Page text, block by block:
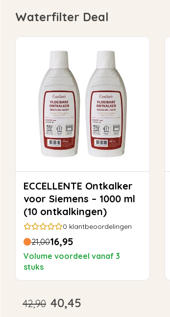
Waterfilter Deal
ECCELLENTE Ontkalker
voor Siemens – 1000 ml
(10 ontkalkingen)
0 klantbeoordelingen
21,0016,95
Volume voordeel vanaf 3
stuks
42,90 40,45